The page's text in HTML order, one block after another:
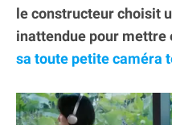
le constructeur choisit
inattendue pour mettre
sa toute petite caméra